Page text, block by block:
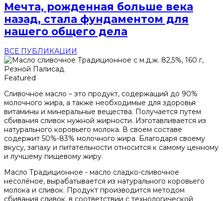
Мечта, рожденная больше века
назад, стала фундаментом для
нашего общего дела
ВСЕ ПУБЛИКАЦИИ
Featured
Сливочное масло – это продукт, содержащий до 90%
молочного жира, а также необходимые для здоровья
витамины и минеральные вещества. Получается путем
сбивания сливок нужной жирности. Изготавливается из
натурального коровьего молока. В своем составе
содержит 50%-83% молочного жира. Благодаря своему
вкусу, запаху и питательности относится к самому ценному
и лучшему пищевому жиру.
Масло Традиционное - масло сладко-сливочное
несолёное, вырабатывается из натурального коровьего
молока и сливок. Продукт производится методом
сбивания сливок, в соответствии с технологической